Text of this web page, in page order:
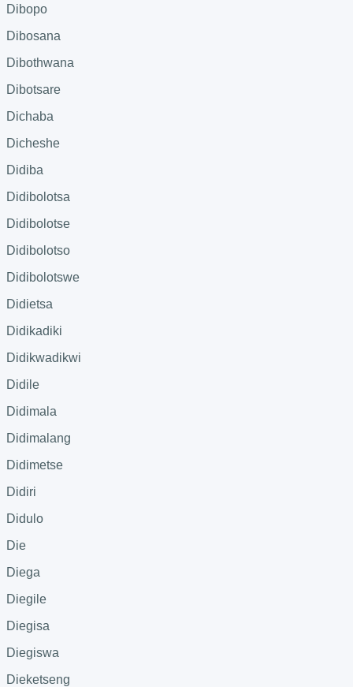
Dibopo
Dibosana
Dibothwana
Dibotsare
Dichaba
Dicheshe
Didiba
Didibolotsa
Didibolotse
Didibolotso
Didibolotswe
Didietsa
Didikadiki
Didikwadikwi
Didile
Didimala
Didimalang
Didimetse
Didiri
Didulo
Die
Diega
Diegile
Diegisa
Diegiswa
Dieketseng